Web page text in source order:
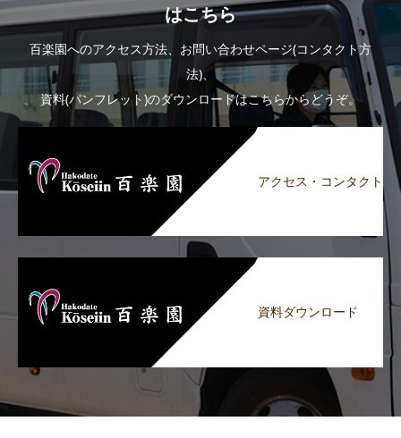
はこちら
百楽園へのアクセス方法、お問い合わせページ(コンタクト方
法)、
資料(パンフレット)のダウンロードはこちらからどうぞ。
アクセス・コンタクト
資料ダウンロード